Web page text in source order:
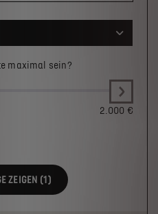
maximal sein?
2.000 €
ZEIGEN (1)